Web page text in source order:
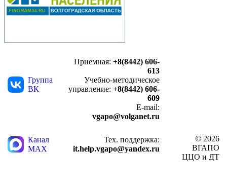
Группа
ВК
Приемная: +8(8442) 606-
613
Учебно-методическое
управление: +8(8442) 606-
609
E-mail:
vgapo@volganet.ru
Канал
MAX
Тех. поддержка:
it.help.vgapo@yandex.ru
© 2026
ВГАПО
ЦЦО и ДТ